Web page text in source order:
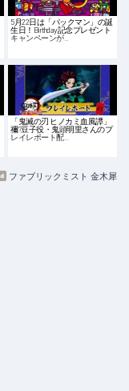
5月22日は「パックマン」の誕
生日！Birthday記念プレゼント
キャンペーンが…
「鬼滅の刃 ヒノカミ血風譚」
禰?豆子役・鬼頭明里さんのプ
レイレポート配…
ファブリックミスト 金木犀